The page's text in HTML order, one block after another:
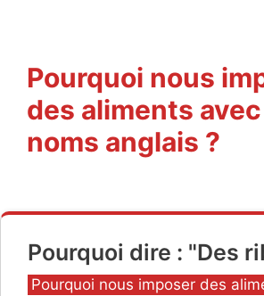
Pourquoi nous
des aliments
noms anglais ?
Pourquoi dire : "Des
Catégories
Pourquoi nous imposer des